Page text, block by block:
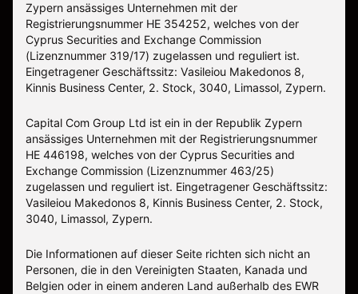
Zypern ansässiges Unternehmen mit der
Registrierungsnummer HE 354252, welches von der
Cyprus Securities and Exchange Commission
(Lizenznummer 319/17) zugelassen und reguliert ist.
Eingetragener Geschäftssitz: Vasileiou Makedonos 8,
Kinnis Business Center, 2. Stock, 3040, Limassol, Zypern.
Capital Com Group Ltd ist ein in der Republik Zypern
ansässiges Unternehmen mit der Registrierungsnummer
ΗΕ 446198, welches von der Cyprus Securities and
Exchange Commission (Lizenznummer 463/25)
zugelassen und reguliert ist. Eingetragener Geschäftssitz:
Vasileiou Makedonos 8, Kinnis Business Center, 2. Stock,
3040, Limassol, Zypern.
Die Informationen auf dieser Seite richten sich nicht an
Personen, die in den Vereinigten Staaten, Kanada und
Belgien oder in einem anderen Land außerhalb des EWR